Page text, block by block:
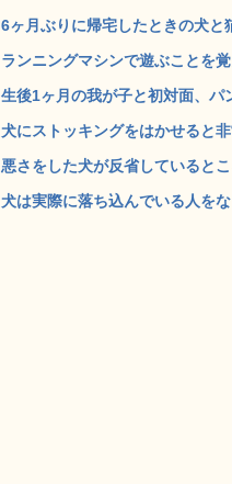
6ヶ月ぶりに帰宅したときの犬
ランニングマシンで遊ぶことを
生後1ヶ月の我が子と初対面、
犬にストッキングをはかせると
悪さをした犬が反省していると
犬は実際に落ち込んでいる人を